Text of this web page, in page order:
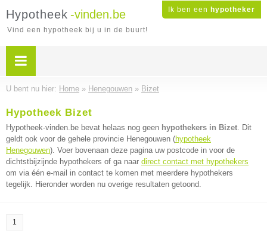
Ik ben een hypotheker
Hypotheek -vinden.be
Vind een hypotheek bij u in de buurt!
U bent nu hier: Home » Henegouwen » Bizet
Hypotheek Bizet
Hypotheek-vinden.be bevat helaas nog geen hypothekers in Bizet. Dit
geldt ook voor de gehele provincie Henegouwen (hypotheek
Henegouwen). Voer bovenaan deze pagina uw postcode in voor de
dichtstbijzijnde hypothekers of ga naar direct contact met hypothekers
om via één e-mail in contact te komen met meerdere hypothekers
tegelijk. Hieronder worden nu overige resultaten getoond.
1